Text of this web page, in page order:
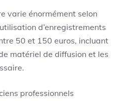
varie énormément selon
d’enregistrements
50 et 150 euros, incluant
matériel de diffusion et les
professionnels